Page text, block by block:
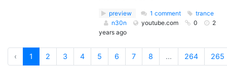
preview 1 comment
trance
n30n
youtube.com 0
2
years ago
‹ 1 2 3 4 5 6 7 8 ... 264 265